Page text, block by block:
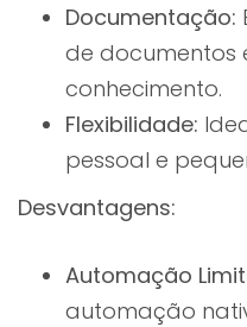
Documentação:
de documentos
conhecimento.
Flexibilidade:
pessoal e
Desvantagens:
Automação
automação